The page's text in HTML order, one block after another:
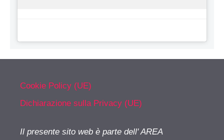
Cookie Policy (UE)
Dichiarazione sulla Privacy (UE)
Il presente sito web è parte dell' AREA